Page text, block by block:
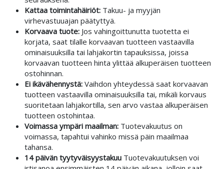
Kattaa toimintahäiriöt:Takuu- ja myyjän
virhevastuuajan päätyttyä.
Korvaava tuote:Jos vahingoittunutta tuotetta ei
korjata, saat tilalle korvaavan tuotteen vastaavilla
ominaisuuksilla tai lahjakortin tapauksissa, joissa
korvaavan tuotteen hinta ylittää alkuperäisen tuotteen
ostohinnan.
Ei ikävähennystä:Vaihdon yhteydessä saat korvaavan
tuotteen vastaavilla ominaisuuksilla tai, mikäli korvaus
suoritetaan lahjakortilla, sen arvo vastaa alkuperäisen
tuotteen ostohintaa.
Voimassa ympäri maailman:Tuotevakuutus on
voimassa, tapahtui vahinko missä päin maailmaa
tahansa.
14 päivän tyytyväisyystakuuTuotevakuutuksen voi